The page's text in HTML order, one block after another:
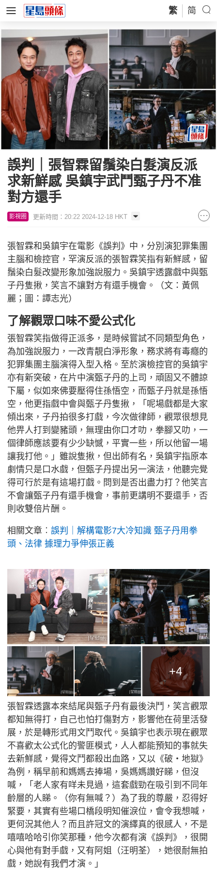
繁 简
誤判｜張智霖留鬚染白髮演反派
求新鮮感 吳鎮宇武鬥甄子丹不准
對方還手
影視圈 更新時間：20:22 2024-12-18 HKT
張智霖和吳鎮宇在電影《誤判》中，分別演犯罪集團
主腦和檢控官，罕演反派的張智霖笑指有新鮮感，留
鬚染白髮改變形象加強說服力。吳鎮宇透露戲中與甄
子丹隻揪，笑言不讓對方有還手機會。（文：黃佩
麗；圖：譚志光）
了解觀眾口味不愛公式化
張智霖笑指做得正派多，是時候嘗試不同類型角色，
為加強說服力，一改青靚白淨形象，務求將有毒癮的
犯罪集團主腦演得入型入格。至於演檢控官的吳鎮宇
亦有新突破，在片中演甄子丹的上司，頑固又不體諒
下屬，似如來佛要壓得住孫悟空，而甄子丹就是孫悟
空，他更指戲中會與甄子丹隻揪，「呢場戲都是大家
傾出來，子丹拍很多打戲，今次做律師，觀眾很想見
他畀人打到變豬頭，無理由你口才叻，拳腳又叻，一
個律師應該要有少少缺憾，平實一些，所以他留一場
讓我打他。」雖說隻揪，但出師有名，吳鎮宇指原本
劇情只是口水戲，但甄子丹提出另一演法，他聽完覺
得可行於是有這場打戲。問到是否出盡力打？他笑言
不會讓甄子丹有還手機會，事前更講明不要還手，否
則收雙倍片酬。
相關文章︰ 誤判｜解構電影7大冷知識 甄子丹用拳
頭、法律 據理力爭伸張正義
+4
張智霖透露本來結尾與甄子丹有最後決鬥，笑言觀眾
都知無得打，自己也怕打傷對方，影響他在荷里活發
展，於是轉形式用文鬥取代。吳鎮宇也表示現在觀眾
不喜歡太公式化的警匪模式，人人都能預知的事就失
去新鮮感，覺得文鬥都殺出血路，又以《破‧地獄》
為例，稱早前和媽媽去捧場，吳媽媽讚好睇，但沒
喊，「老人家有咩未見過，這套戲勁在吸引到不同年
齡層的人睇。（你有無喊？）為了我的尊嚴，忍得好
緊要，其實有些場口橋段明知催淚位，會令我想喊，
更何況其他人？而且許冠文的演繹真的很感人，不是
嘻嘻哈哈引你笑那種，他今次都有演《誤判》，很開
心與他有對手戲，又有阿姐（汪明荃），她很耐無拍
戲，她說有我們才演。」